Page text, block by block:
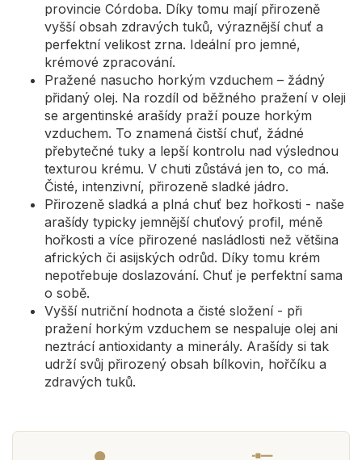
provincie Córdoba. Díky tomu mají přirozeně
vyšší obsah zdravých tuků, výraznější chuť a
perfektní velikost zrna. Ideální pro jemné,
krémové zpracování.
Pražené nasucho horkým vzduchem – žádný
přidaný olej. Na rozdíl od běžného pražení v oleji
se argentinské arašídy praží pouze horkým
vzduchem. To znamená čistší chuť, žádné
přebytečné tuky a lepší kontrolu nad výslednou
texturou krému. V chuti zůstává jen to, co má.
Čisté, intenzivní, přirozeně sladké jádro.
Přirozeně sladká a plná chuť bez hořkosti - naše
arašídy typicky jemnější chuťový profil, méně
hořkosti a více přirozené nasládlosti než většina
afrických či asijských odrůd. Díky tomu krém
nepotřebuje doslazování. Chuť je perfektní sama
o sobě.
Vyšší nutriční hodnota a čisté složení - při
pražení horkým vzduchem se nespaluje olej ani
neztrácí antioxidanty a minerály. Arašídy si tak
udrží svůj přirozený obsah bílkovin, hořčíku a
zdravých tuků.